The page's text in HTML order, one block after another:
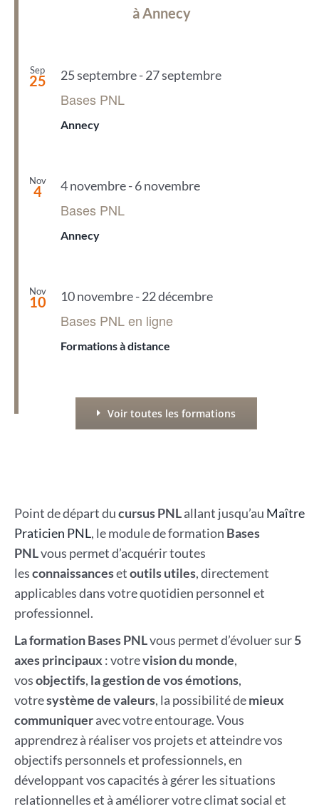
à Annecy
Sep
25 25 septembre-27 septembre
Bases PNL
Annecy
Nov
4 4 novembre-6 novembre
Bases PNL
Annecy
Nov
10 10 novembre-22 décembre
Bases PNL en ligne
Formations à distance
Voir toutes les formations
Point de départ ducursus PNLallant jusqu’au Maître
Praticien PNL, le module de formation Bases
PNLvous permet d’acquérir toutes
lesconnaissancesetoutils utiles, directement
applicables dans votre quotidien personnel et
professionnel.
La formation Bases PNLvous permet d’évoluer sur5
axes principaux : votrevision du monde,
vosobjectifs, la gestion de vos émotions,
votresystème de valeurs, la possibilité demieux
communiqueravec votre entourage. Vous
apprendrez à réaliser vos projets et atteindre vos
objectifs personnels et professionnels, en
développant vos capacités à gérer les situations
relationnelles et à améliorer votre climat social et